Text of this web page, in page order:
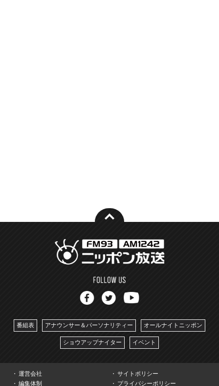
番組表 アナウンサー＆パーソナリティー オールナイトニッポン
ショウアップナイター イベント
運営会社
サイトポリシー
編集体制
プライバシーポリシー